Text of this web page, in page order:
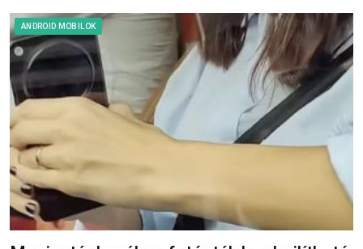
ANDROID MOBILOK